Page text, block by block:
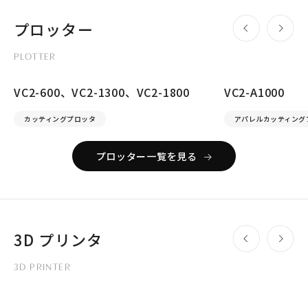
プロッター
PLOTTER
VC2-600、VC2-1300、VC2-1800
カッティングプロッタ
VC2-A1000
アパレルカッティン
プロッター一覧を見る
3D プリンタ
3D PRINTER